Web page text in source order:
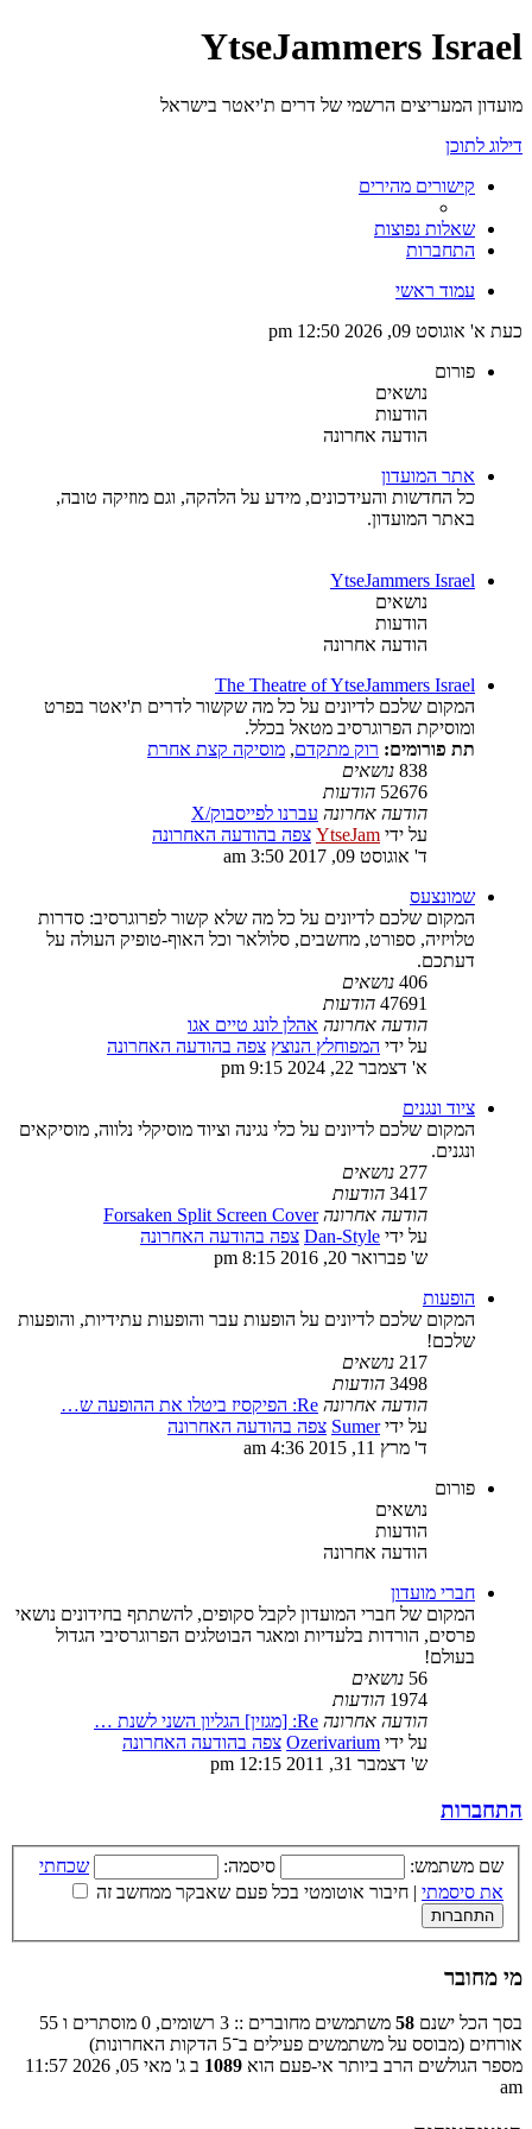
YtseJammers Israel
מועדון המעריצים הרשמי של דרים ת'יאטר בישראל
דילוג לתוכן
קישורים מהירים
שאלות נפוצות
התחברות
עמוד ראשי
כעת א' אוגוסט 09, 2026 12:50 pm
פורום
נושאים
הודעות
הודעה אחרונה
אתר המועדון
כל החדשות והעידכונים, מידע על הלהקה, וגם מוזיקה טובה,
באתר המועדון.
YtseJammers Israel
נושאים
הודעות
הודעה אחרונה
The Theatre of YtseJammers Israel
המקום שלכם לדיונים על כל מה שקשור לדרים ת'יאטר בפרט
ומוסיקת הפרוגרסיב מטאל בכלל.
תת פורומים: רוק מתקדם, מוסיקה קצת אחרת
838 נושאים
52676 הודעות
הודעה אחרונה עברנו לפייסבוק/X
על ידי YtseJam צפה בהודעה האחרונה
ד' אוגוסט 09, 2017 3:50 am
שמונצעס
המקום שלכם לדיונים על כל מה שלא קשור לפרוגרסיב: סדרות
טלויזיה, ספורט, מחשבים, סלולאר וכל האוף-טופיק העולה על
דעתכם.
406 נושאים
47691 הודעות
הודעה אחרונה אהלן לונג טיים אגו
על ידי המפוחלץ הנוצץ צפה בהודעה האחרונה
א' דצמבר 22, 2024 9:15 pm
ציוד ונגנים
המקום שלכם לדיונים על כלי נגינה וציוד מוסיקלי נלווה, מוסיקאים
ונגנים.
277 נושאים
3417 הודעות
הודעה אחרונה Forsaken Split Screen Cover
על ידי Dan-Style צפה בהודעה האחרונה
ש' פברואר 20, 2016 8:15 pm
הופעות
המקום שלכם לדיונים על הופעות עבר והופעות עתידיות, והופעות
שלכם!
217 נושאים
3498 הודעות
הודעה אחרונה Re: הפיקסיז ביטלו את ההופעה ש…
על ידיSumer צפה בהודעה האחרונה
ד' מרץ 11, 2015 4:36 am
פורום
נושאים
הודעות
הודעה אחרונה
חברי מועדון
המקום של חברי המועדון לקבל סקופים, להשתתף בחידונים נושאי
פרסים, הורדות בלעדיות ומאגר הבוטלגים הפרוגרסיבי הגדול
בעולם!
56 נושאים
1974 הודעות
הודעה אחרונה Re: [מגזין] הגליון השני לשנת …
על ידי Ozerivarium צפה בהודעה האחרונה
ש' דצמבר 31, 2011 12:15 pm
התחברות
שם משתמש: סיסמה:
שכחתי
את סיסמתי | חיבור אוטומטי בכל פעם שאבקר ממחשב זה
מי מחובר
בסך הכל ישנם 58
משתמשים מחוברים :: 3 רשומים, 0 מוסתרים ו 55
אורחים (מבוסס על משתמשים פעילים ב־5 הדקות האחרונות)
מספר הגולשים הרב ביותר אי-פעם הוא 1089
ב ג' מאי 05, 2026 11:57
am